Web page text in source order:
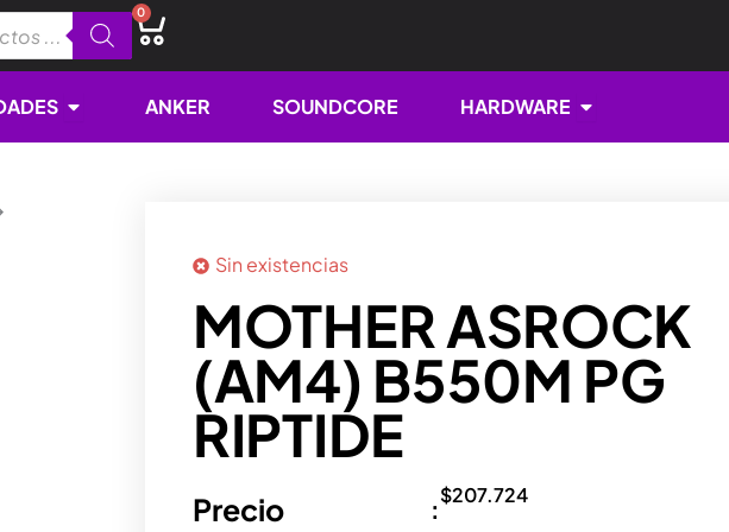
0
Cart
Open NOVEDADES
ANKER SOUNDCORE HARDWARE Open HARDWARE
Sin existencias
MOTHER ASROCK
(AM4) B550M PG
RIPTIDE
Precio :$207.724